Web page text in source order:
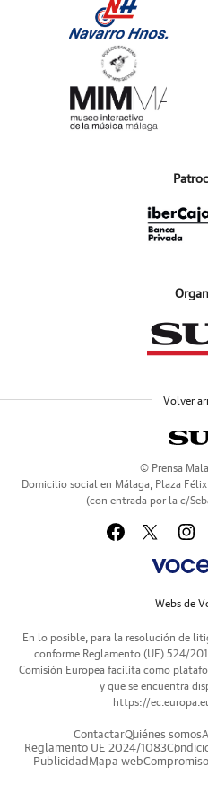
© Prensa
Domicilio social en Málaga, Plaza
(con entrada por la c/
Webs de
En lo posible, para la resolución de
conforme Reglamento (UE) 524/
Comisión Europea facilita como
y que se encuentra
https://
ContactarQuiénes somos
Reglamento UE 2024/1083
Publicidad Mapa web
Volver